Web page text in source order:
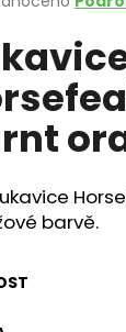
barvě.
THERMAL